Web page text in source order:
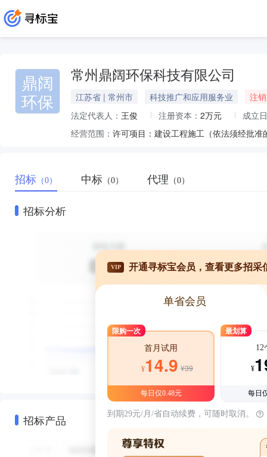
鼎阔
环保
常州鼎阔环保科技有限公司
江苏省 | 常州市 科技推广和应用服务业
注销
法定代表人： 王俊 注册资本： 2万元
成立
经营范围：
招标 （0） 中标 （0） 代理 （0）
招标分析
招标产品
VIP 开通寻标宝会员，查看更多招采
单省会员
限购一次
首月试用
¥14.9 ¥39
每日仅0.48元
最划算
12
¥
每日
到期29元/月/省自动续费，可随时取消。